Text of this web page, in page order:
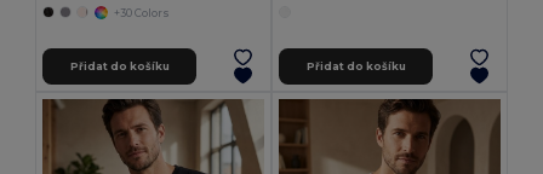
+30 Colors
Přidat do košíku Přidat do košíku